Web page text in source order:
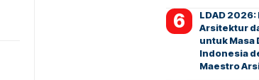
LDAD 2026:
Arsitektur
untuk Masa
Indonesia
Maestro